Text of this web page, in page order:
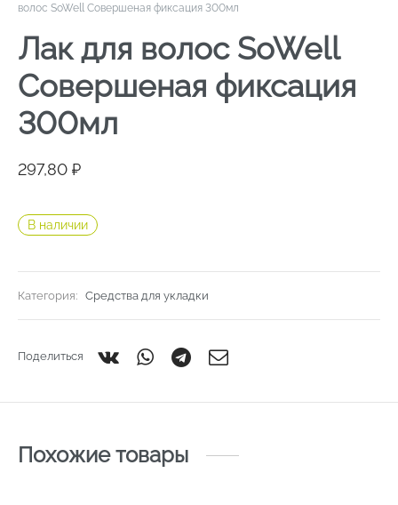
волос SoWell Совершеная фиксация 300мл
Лак для волос SoWell
Совершеная фиксация
300мл
297,80 ₽
В наличии
Категория: Средства для укладки
Поделиться
Похожие товары